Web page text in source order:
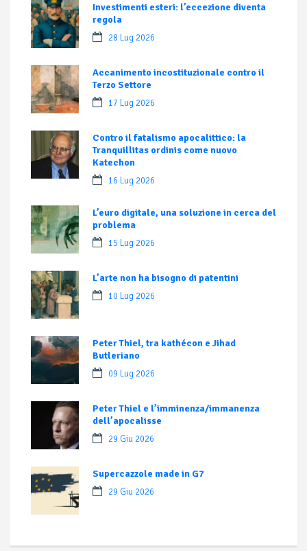
Investimenti esteri: l’eccezione diventa
regola
28 Lug 2026
Accanimento incostituzionale contro il
Terzo Settore
17 Lug 2026
Contro il fatalismo apocalittico: la
Tranquillitas ordinis come nuovo
Katechon
16 Lug 2026
L’euro digitale, una soluzione in cerca del
problema
15 Lug 2026
L’arte non ha bisogno di patentini
10 Lug 2026
Peter Thiel, tra kathécon e Jihad
Butleriano
09 Lug 2026
Peter Thiel e l’imminenza/immanenza
dell’apocalisse
29 Giu 2026
Supercazzole made in G7
29 Giu 2026